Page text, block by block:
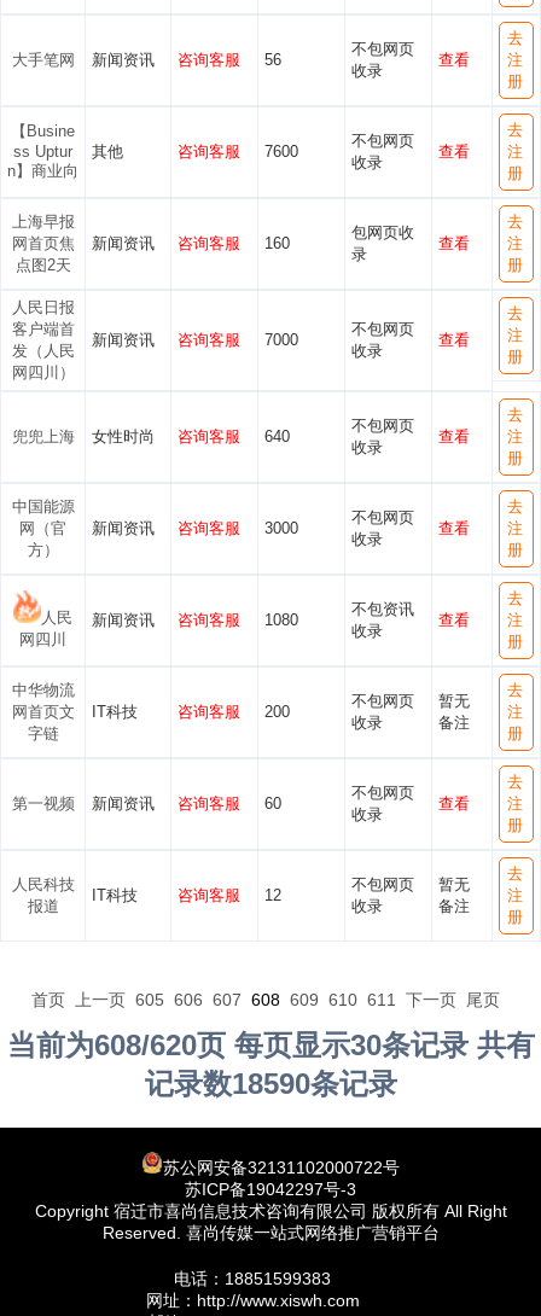
大手笔网 新闻资讯 咨询客服 56
不包网页
收录
查看
去
注
册
【Busine
ss Uptur
n】商业向
其他 咨询客服 7600
不包网页
收录
查看
去
注
册
上海早报
网首页焦
点图2天
新闻资讯 咨询客服 160
包网页收
录
查看
去
注
册
人民日报
客户端首
发（人民
网四川）
新闻资讯 咨询客服 7000
不包网页
收录
查看
去
注
册
兜兜上海 女性时尚 咨询客服 640
不包网页
收录
查看
去
注
册
中国能源
网（官
方）
新闻资讯 咨询客服 3000
不包网页
收录
查看
去
注
册
人民
网四川
新闻资讯 咨询客服 1080
不包资讯
收录
查看
去
注
册
中华物流
网首页文
字链
IT科技 咨询客服 200
不包网页
收录
暂无
备注
去
注
册
第一视频 新闻资讯 咨询客服 60
不包网页
收录
查看
去
注
册
人民科技
报道
IT科技 咨询客服 12
不包网页
收录
暂无
备注
去
注
册
首页 上一页 605 606 607 608 609 610 611 下一页 尾页
当前为608/620页 每页显示30条记录 共有
记录数18590条记录
苏公网安备32131102000722号
苏ICP备19042297号-3
Copyright 宿迁市喜尚信息技术咨询有限公司 版权所有 All Right
Reserved. 喜尚传媒一站式网络推广营销平台
电话：18851599383
网址：http://www.xiswh.com